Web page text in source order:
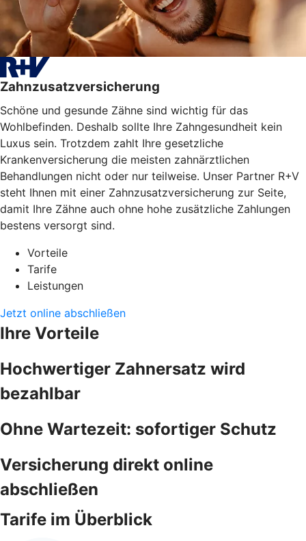
Zahnzusatzversicherung
Schöne und gesunde Zähne sind wichtig für das
Wohlbefinden. Deshalb sollte Ihre Zahngesundheit kein
Luxus sein. Trotzdem zahlt Ihre gesetzliche
Krankenversicherung die meisten zahnärztlichen
Behandlungen nicht oder nur teilweise. Unser Partner R+V
steht Ihnen mit einer Zahnzusatzversicherung zur Seite,
damit Ihre Zähne auch ohne hohe zusätzliche Zahlungen
bestens versorgt sind.
Vorteile
Tarife
Leistungen
Jetzt online abschließen
Ihre Vorteile
Hochwertiger Zahnersatz wird
bezahlbar
Ohne Wartezeit: sofortiger Schutz
Versicherung direkt online
abschließen
Tarife im Überblick